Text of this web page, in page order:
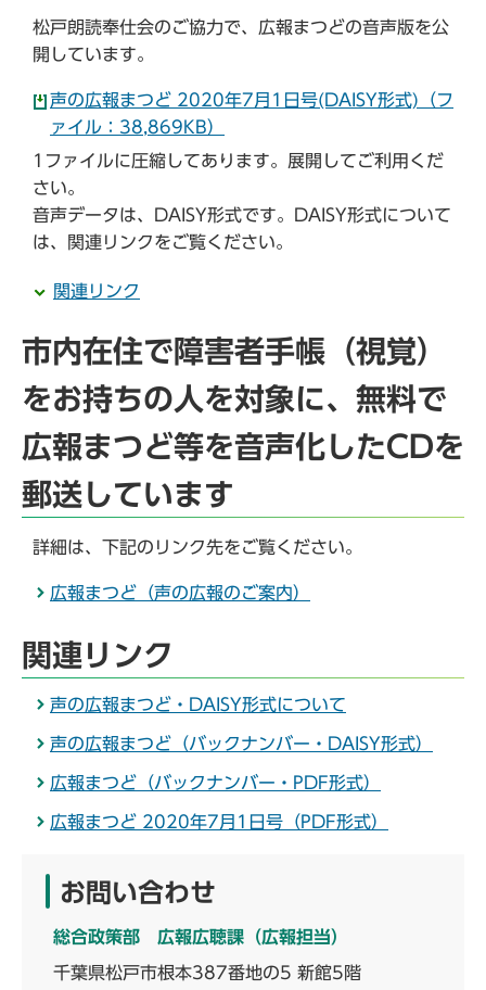
松戸朗読奉仕会のご協力で、広報まつどの音声版を公
開しています。
声の広報まつど 2020年7月1日号(DAISY形式)（フ
ァイル：38,869KB）
1ファイルに圧縮してあります。展開してご利用くだ
さい。
音声データは、DAISY形式です。DAISY形式について
は、関連リンクをご覧ください。
関連リンク
市内在住で障害者手帳（視覚）
をお持ちの人を対象に、無料で
広報まつど等を音声化したCDを
郵送しています
詳細は、下記のリンク先をご覧ください。
広報まつど（声の広報のご案内）
関連リンク
声の広報まつど・DAISY形式について
声の広報まつど（バックナンバー・DAISY形式）
広報まつど（バックナンバー・PDF形式）
広報まつど 2020年7月1日号（PDF形式）
お問い合わせ
総合政策部 広報広聴課（広報担当）
千葉県松戸市根本387番地の5 新館5階